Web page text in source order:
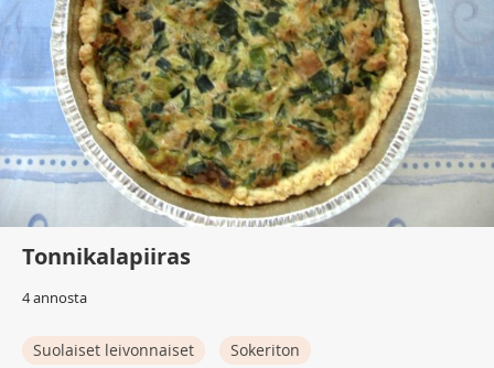
Tonnikalapiiras
4 annosta
Suolaiset leivonnaiset
Sokeriton